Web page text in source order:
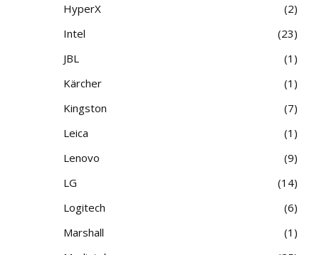
HyperX
2
Intel
23
JBL
1
Kärcher
1
Kingston
7
Leica
1
Lenovo
9
LG
14
Logitech
6
Marshall
1